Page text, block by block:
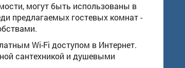
могут быть использованы в
предлагаемых гостевых комнат -
Wi-Fi доступом в Интернет.
сантехникой и душевыми